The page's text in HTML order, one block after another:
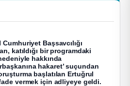
Cumhuriyet Başsavcılığı
katıldığı bir programdaki
hakkında
hakaret’ suçundan
başlatılan Ertuğrul
vermek için adliyeye geldi.